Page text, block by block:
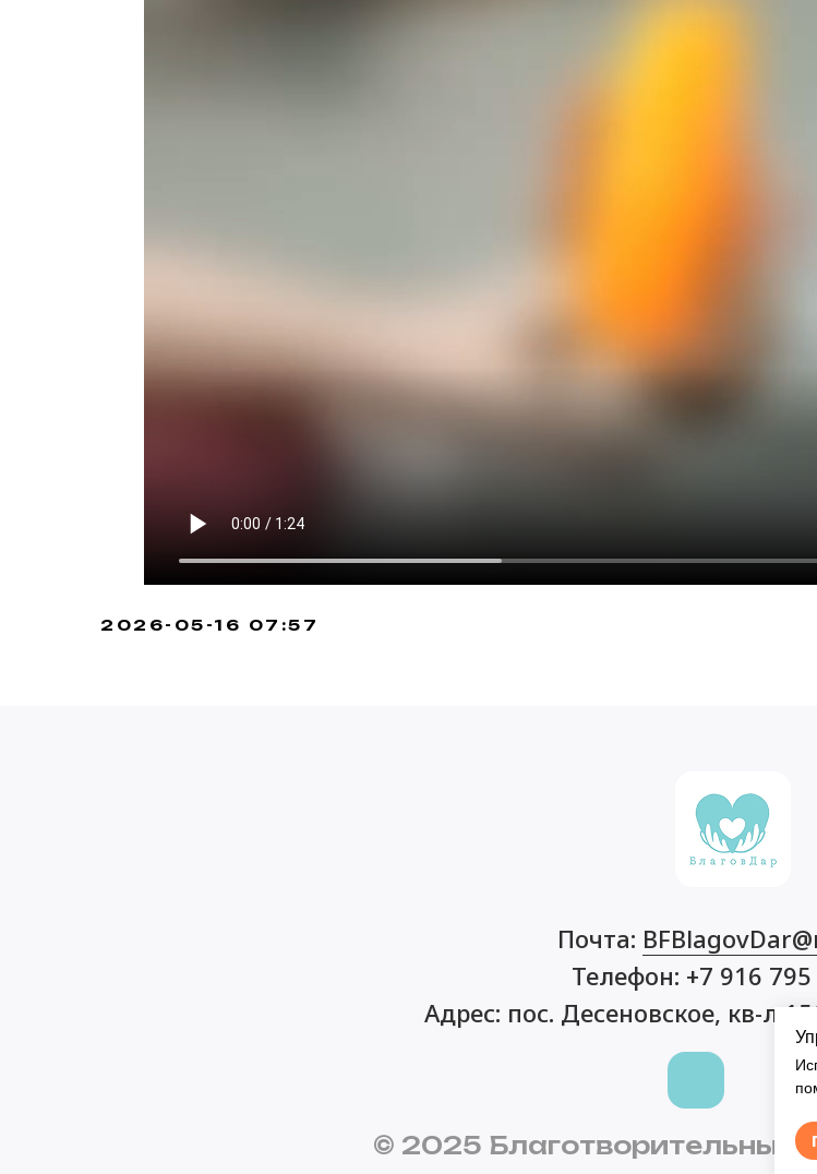
2026-05-16 07:57
Почта:
Телефон: +7 916
Адрес: пос. Десеновское, кв-л
© 2025 Благотворительный